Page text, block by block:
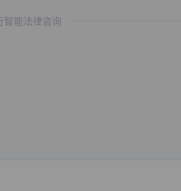
智能法律咨询